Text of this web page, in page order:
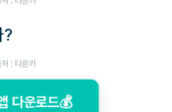
?
: 타운카
다운로드💰